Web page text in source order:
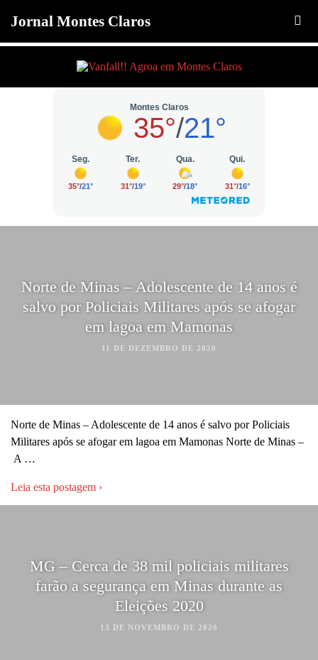
Jornal Montes Claros
Norte de Minas – Adolescente de 14 anos é
salvo por Policiais Militares após se afogar
em lagoa em Mamonas
11 DE DEZEMBRO DE 2020
Norte de Minas – Adolescente de 14 anos é salvo por Policiais
Militares após se afogar em lagoa em Mamonas Norte de Minas –
A …
Leia esta postagem ›
MG – Cerca de 38 mil policiais militares
farão a segurança em Minas durante as
Eleições 2020
13 DE NOVEMBRO DE 2020